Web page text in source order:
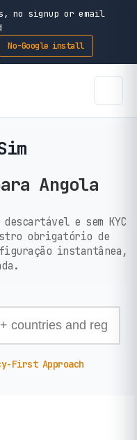
no signup or email
No-Google install
Angola
descartável e sem KYC
obrigatório de
instantânea,
First Approach